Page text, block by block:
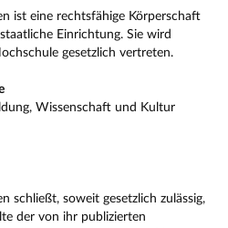
ist eine rechtsfähige Körperschaft
Einrichtung. Sie wird
gesetzlich vertreten.
Wissenschaft und Kultur
schließt, soweit gesetzlich zulässig,
der von ihr publizierten